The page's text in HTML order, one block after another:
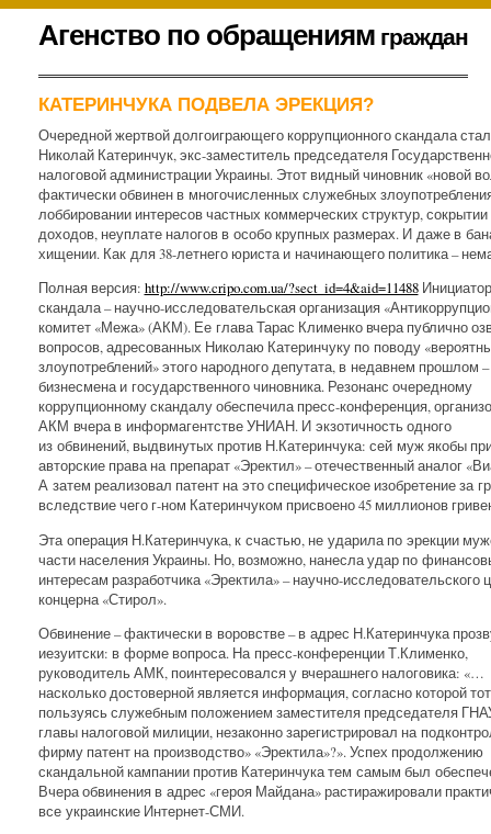
К
содержимому .
Агенство по обращениямграждан
КАТЕРИНЧУКА ПОДВЕЛА ЭРЕКЦИЯ?
Очередной жертвой долгоиграющего коррупционного скандала стал
Николай Катеринчук, экс-заместитель председателя
налоговой администрации Украины. Этот видный чиновник «новой
фактически обвинен в многочисленных служебных
лоббировании интересов частных коммерческих структур, сокрытии
доходов, неуплате налогов в особо крупных размерах. И даже в
хищении. Как для 38-летнего юриста и начинающего политика –
Полная версия: http://www.cripo.com.ua/?sect_id=4&aid=11488Инициатор
скандала – научно-исследовательская организация
комитет «Межа» (АКМ). Ее глава Тарас Клименко вчера публично
вопросов, адресованных Николаю Катеринчуку по поводу
злоупотреблений» этого народного депутата, в недавнем прошлом –
бизнесмена и государственного чиновника. Резонанс очередному
коррупционному скандалу обеспечила пресс-конференция,
АКМ вчера в информагентстве УНИАН. И экзотичность одного
из обвинений, выдвинутых против Н.Катеринчука: сей муж якобы
авторские права на препарат «Эректил» – отечественный аналог
А затем реализовал патент на это специфическое изобретение за
вследствие чего г-ном Катеринчуком присвоено 45 миллионов
Эта операция Н.Катеринчука, к счастью, не ударила по эрекции
части населения Украины. Но, возможно, нанесла удар по
интересам разработчика «Эректила» – научно-исследовательского
концерна «Стирол».
Обвинение – фактически в воровстве – в адрес Н.Катеринчука
иезуитски: в форме вопроса. На пресс-конференции Т.Клименко,
руководитель АМК, поинтересовался у вчерашнего налоговика: «…
насколько достоверной является информация, согласно которой
пользуясь служебным положением заместителя председателя
главы налоговой милиции, незаконно зарегистрировал на
фирму патент на производство» «Эректила»?». Успех продолжению
скандальной кампании против Катеринчука тем самым был
Вчера обвинения в адрес «героя Майдана» растиражировали
все украинские Интернет-СМИ.